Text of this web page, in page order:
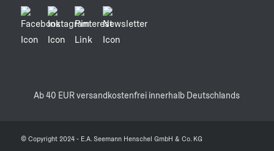
Ab 40 EUR versandkostenfrei innerhalb Deutschlands
© Copyright 2024 - E.A. Seemann Henschel GmbH & Co. KG